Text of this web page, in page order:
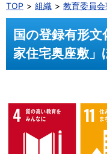
TOP
組織 教育委員会
国の登録有形
家住宅奥座敷